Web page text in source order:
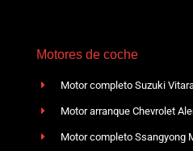
Motores de coche
Motor completo Suzuki
Motor arranque Chevrolet
Motor completo Ssangyong